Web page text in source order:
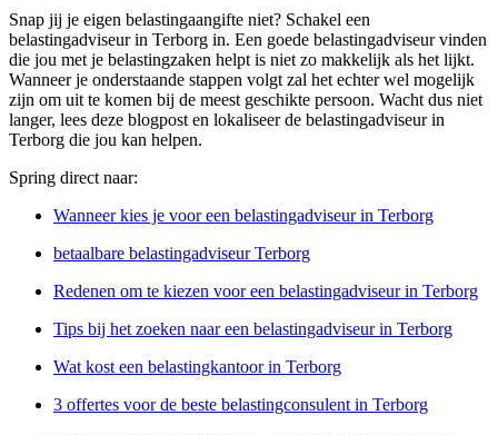
Snap jij je eigen belastingaangifte niet? Schakel een
belastingadviseur in Terborg in. Een goede belastingadviseur vinden
die jou met je belastingzaken helpt is niet zo makkelijk als het lijkt.
Wanneer je onderstaande stappen volgt zal het echter wel mogelijk
zijn om uit te komen bij de meest geschikte persoon. Wacht dus niet
langer, lees deze blogpost en lokaliseer de belastingadviseur in
Terborg die jou kan helpen.
Spring direct naar:
Wanneer kies je voor een belastingadviseur in Terborg
betaalbare belastingadviseur Terborg
Redenen om te kiezen voor een belastingadviseur in Terborg
Tips bij het zoeken naar een belastingadviseur in Terborg
Wat kost een belastingkantoor in Terborg
3 offertes voor de beste belastingconsulent in Terborg